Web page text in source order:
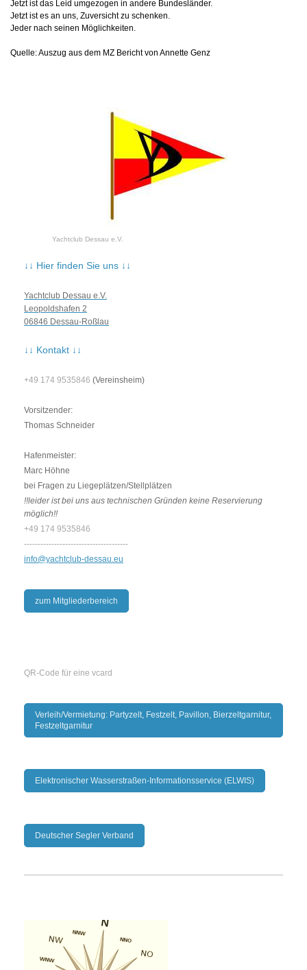
Jetzt ist das Leid umgezogen in andere Bundesländer.
Jetzt ist es an uns, Zuversicht zu schenken.
Jeder nach seinen Möglichkeiten.
Quelle: Auszug aus dem MZ Bericht von Annette Genz
Yachtclub Dessau e.V.
↓↓ Hier finden Sie uns ↓↓
Yachtclub Dessau e.V.
Leopoldshafen 2
06846 Dessau-Roßlau
↓↓ Kontakt ↓↓
+49 174 9535846 (Vereinsheim)
Vorsitzender:
Thomas Schneider
Hafenmeister:
Marc Höhne
bei Fragen zu Liegeplätzen/Stellplätzen
!!leider ist bei uns aus technischen Gründen keine Reservierung
möglich!!
+49 174 9535846
--------------------------------------
info@yachtclub-dessau.eu
zum Mitgliederbereich
QR-Code für eine vcard
Verleih/Vermietung: Partyzelt, Festzelt, Pavillon, Bierzeltgarnitur,
Festzeltgarnitur
Elektronischer Wasserstraßen-Informationsservice (ELWIS)
Deutscher Segler Verband